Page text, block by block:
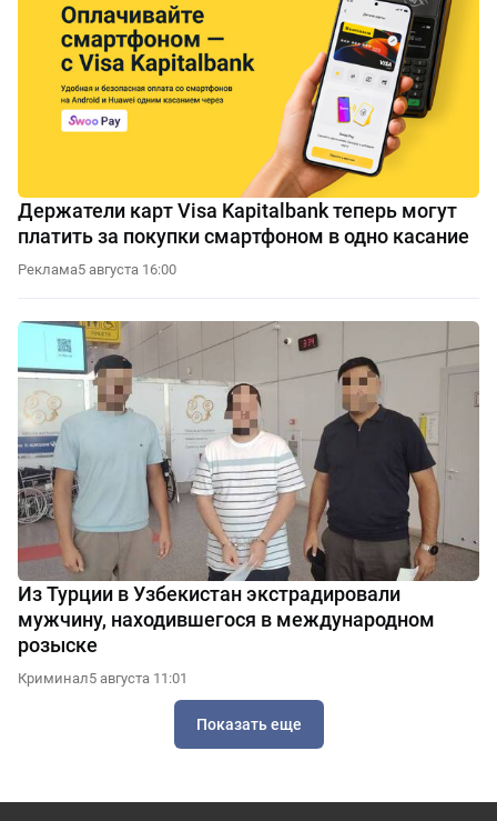
Держатели карт Visa Kapitalbank теперь могут
платить за покупки смартфоном в одно касание
Реклама5 августа 16:00
Из Турции в Узбекистан экстрадировали
мужчину, находившегося в международном
розыске
Криминал5 августа 11:01
Показать еще